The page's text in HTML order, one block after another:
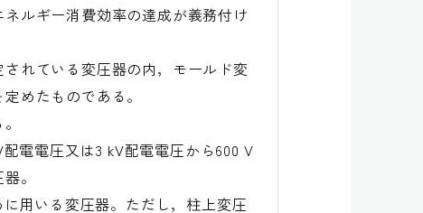
ルギー消費効率の達成が義務付け
れている変圧器の内，モールド変
めたものである。
電電圧又は3 kV配電電圧から600 V
。
用いる変圧器。ただし，柱上変圧